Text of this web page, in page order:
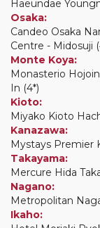
Haeundae
Osaka:
Candeo Osaka
Centre - Midosuji
Monte Koya:
Monasterio
In (4*)
Kioto:
Miyako Kioto
Kanazawa:
Mystays Premier
Takayama:
Mercure Hida
Nagano:
Metropolitan
Ikaho: